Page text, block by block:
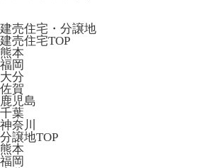
建売住宅・分譲地
建売住宅TOP
熊本
福岡
大分
佐賀
鹿児島
千葉
神奈川
分譲地TOP
熊本
福岡